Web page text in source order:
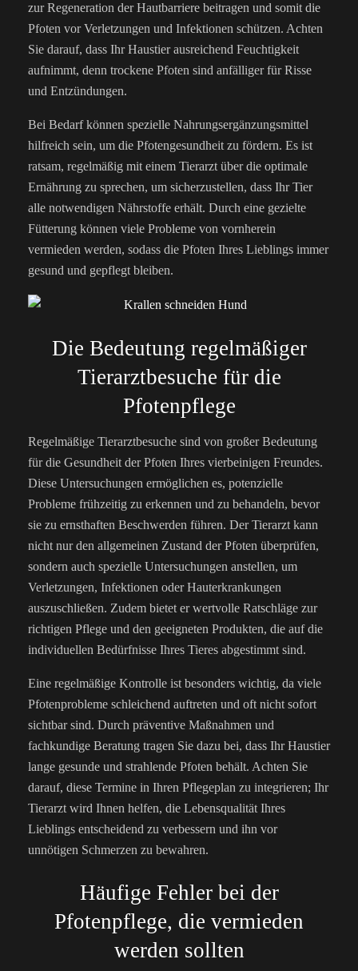
zur Regeneration der Hautbarriere beitragen und somit die
Pfoten vor Verletzungen und Infektionen schützen. Achten
Sie darauf, dass Ihr Haustier ausreichend Feuchtigkeit
aufnimmt, denn trockene Pfoten sind anfälliger für Risse
und Entzündungen.
Bei Bedarf können spezielle Nahrungsergänzungsmittel
hilfreich sein, um die Pfotengesundheit zu fördern. Es ist
ratsam, regelmäßig mit einem Tierarzt über die optimale
Ernährung zu sprechen, um sicherzustellen, dass Ihr Tier
alle notwendigen Nährstoffe erhält. Durch eine gezielte
Fütterung können viele Probleme von vornherein
vermieden werden, sodass die Pfoten Ihres Lieblings immer
gesund und gepflegt bleiben.
Die Bedeutung regelmäßiger
Tierarztbesuche für die
Pfotenpflege
Regelmäßige Tierarztbesuche sind von großer Bedeutung
für die Gesundheit der Pfoten Ihres vierbeinigen Freundes.
Diese Untersuchungen ermöglichen es, potenzielle
Probleme frühzeitig zu erkennen und zu behandeln, bevor
sie zu ernsthaften Beschwerden führen. Der Tierarzt kann
nicht nur den allgemeinen Zustand der Pfoten überprüfen,
sondern auch spezielle Untersuchungen anstellen, um
Verletzungen, Infektionen oder Hauterkrankungen
auszuschließen. Zudem bietet er wertvolle Ratschläge zur
richtigen Pflege und den geeigneten Produkten, die auf die
individuellen Bedürfnisse Ihres Tieres abgestimmt sind.
Eine regelmäßige Kontrolle ist besonders wichtig, da viele
Pfotenprobleme schleichend auftreten und oft nicht sofort
sichtbar sind. Durch präventive Maßnahmen und
fachkundige Beratung tragen Sie dazu bei, dass Ihr Haustier
lange gesunde und strahlende Pfoten behält. Achten Sie
darauf, diese Termine in Ihren Pflegeplan zu integrieren; Ihr
Tierarzt wird Ihnen helfen, die Lebensqualität Ihres
Lieblings entscheidend zu verbessern und ihn vor
unnötigen Schmerzen zu bewahren.
Häufige Fehler bei der
Pfotenpflege, die vermieden
werden sollten